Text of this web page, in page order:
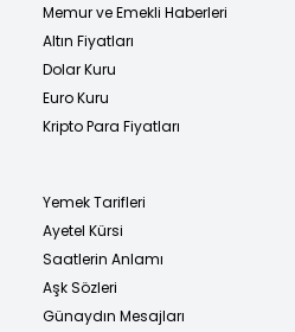
Memur ve Emekli Haberleri
Altın Fiyatları
Dolar Kuru
Euro Kuru
Kripto Para Fiyatları
Yemek Tarifleri
Ayetel Kürsi
Saatlerin Anlamı
Aşk Sözleri
Günaydın Mesajları